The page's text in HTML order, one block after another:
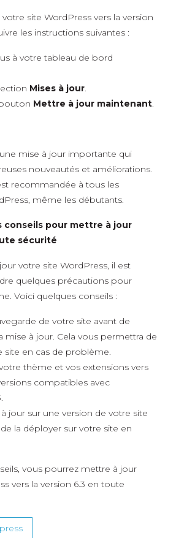
site WordPress vers la version
les instructions suivantes :
à votre tableau de bord
Mises à jour.
Mettre à jour maintenant.
mise à jour importante qui
nouveautés et améliorations.
recommandée à tous les
même les débutants.
conseils pour mettre à jour
sécurité
votre site WordPress, il est
quelques précautions pour
Voici quelques conseils :
de votre site avant de
mise à jour. Cela vous permettra de
site en cas de problème.
thème et vos extensions vers
compatibles avec
jour sur une version de votre site
la déployer sur votre site en
vous pourrez mettre à jour
vers la version 6.3 en toute